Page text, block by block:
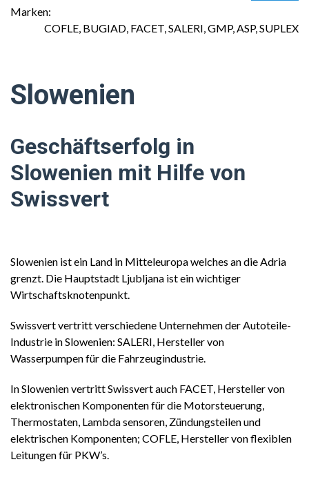
Marken:
COFLE, BUGIAD, FACET, SALERI, GMP, ASP, SUPLEX
Slowenien
Geschäftserfolg in
Slowenien mit Hilfe von
Swissvert
Slowenien ist ein Land in Mitteleuropa welches an die Adria
grenzt. Die Hauptstadt Ljubljana ist ein wichtiger
Wirtschaftsknotenpunkt.
Swissvert vertritt verschiedene Unternehmen der Autoteile-
Industrie in Slowenien: SALERI, Hersteller von
Wasserpumpen für die Fahrzeugindustrie.
In Slowenien vertritt Swissvert auch FACET, Hersteller von
elektronischen Komponenten für die Motorsteuerung,
Thermostaten, Lambda sensoren, Zündungsteilen und
elektrischen Komponenten; COFLE, Hersteller von flexiblen
Leitungen für PKW’s.